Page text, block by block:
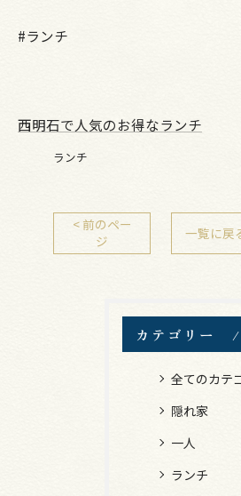
#ランチ
西明石で人気のお得なランチ
ランチ
< 前のペー
ジ
一覧に戻
カテゴリー
全てのカテ
隠れ家
一人
ランチ